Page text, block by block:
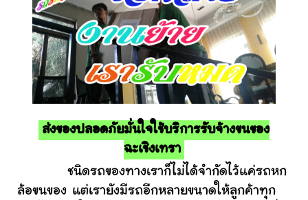
ส่งของปลอดภัยมั่นใจใช้บริการรับจ้างขนของ
ฉะเชิงเทรา
ชนิดรถของทางเราก็ไม่ได้จำกัดไว้แค่รถหก
ล้อขนของ แต่เรายังมีรถอีกหลายขนาดให้ลูกค้าทุก